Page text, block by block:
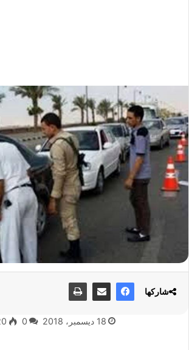
18 ديسمبر، 2018 0
شاركها